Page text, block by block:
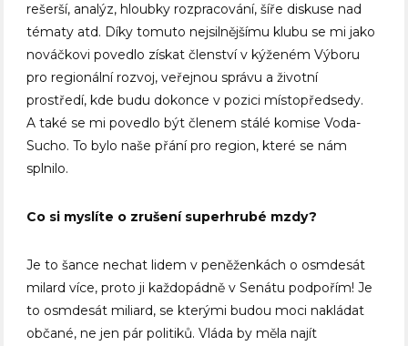
rešerší, analýz, hloubky rozpracování, šíře diskuse nad
tématy atd. Díky tomuto nejsilnějšímu klubu se mi jako
nováčkovi povedlo získat členství v kýženém Výboru
pro regionální rozvoj, veřejnou správu a životní
prostředí, kde budu dokonce v pozici místopředsedy.
A také se mi povedlo být členem stálé komise Voda-
Sucho. To bylo naše přání pro region, které se nám
splnilo.
Co si myslíte o zrušení superhrubé mzdy?
Je to šance nechat lidem v peněženkách o osmdesát
milard více, proto ji každopádně v Senátu podpořím! Je
to osmdesát miliard, se kterými budou moci nakládat
občané, ne jen pár politiků. Vláda by měla najít